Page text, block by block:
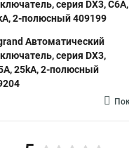
серия DX3, С2A,
2-полюсный 409196
Автоматический